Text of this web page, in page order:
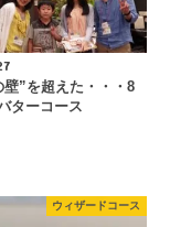
壁”を超えた・・・8
ターコース
ウィザードコース